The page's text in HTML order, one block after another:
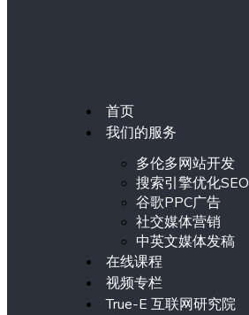
首页
我们的服务
多伦多网站开发
搜索引擎优化SEO
谷歌PPC广告
社交媒体营销
中英文媒体发稿
在线课程
视频专栏
True-E 互联网研究院